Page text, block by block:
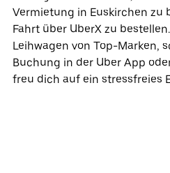
Vermietung in Euskirchen zu
Fahrt über UberX zu
Leihwagen von Top-Marken,
Buchung in der Uber App
freu dich auf ein stressfreies